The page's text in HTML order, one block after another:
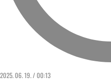
2025. 06. 19. / 00:13